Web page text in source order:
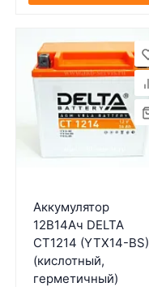
Аккумулятор
12В14Ач DELTA
CT1214 (YTX14-BS)
(кислотный,
герметичный)